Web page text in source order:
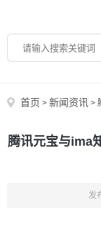
首页 > 新闻资讯 >
腾讯元宝与ima
发